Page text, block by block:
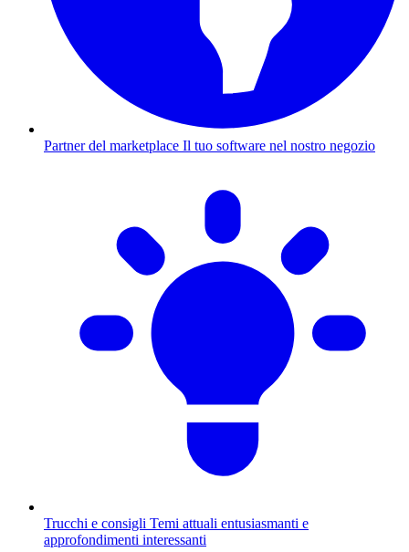
Partner del marketplace Il tuo software nel nostro negozio
Trucchi e consigli Temi attuali entusiasmanti e
approfondimenti interessanti